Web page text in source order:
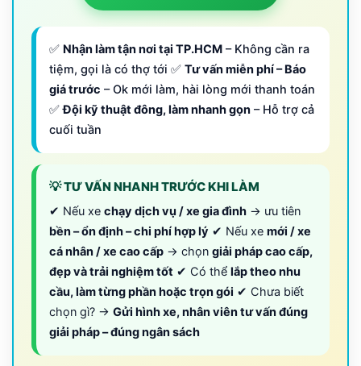
✅ Nhận làm tận nơi tại TP.HCM – Không cần ra
tiệm, gọi là có thợ tới ✅ Tư vấn miễn phí – Báo
giá trước – Ok mới làm, hài lòng mới thanh toán
✅Đội kỹ thuật đông, làm nhanh gọn – Hỗ trợ cả
cuối tuần
💡 TƯ VẤN NHANH TRƯỚC KHI LÀM
✔ Nếu xe chạy dịch vụ / xe gia đình → ưu tiên
bền – ổn định – chi phí hợp lý ✔ Nếu xe mới / xe
cá nhân / xe cao cấp → chọn giải pháp cao cấp,
đẹp và trải nghiệm tốt ✔ Có thể lắp theo nhu
cầu, làm từng phần hoặc trọn gói ✔ Chưa biết
chọn gì? → Gửi hình xe, nhân viên tư vấn đúng
giải pháp – đúng ngân sách